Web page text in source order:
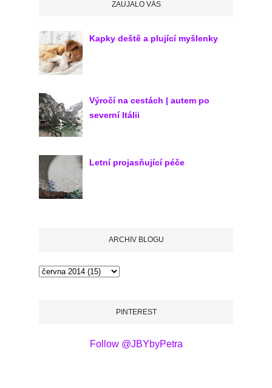
ZAUJALO VÁS
Kapky deště a plující myšlenky
Výročí na cestách | autem po
severní Itálii
Letní projasňující péče
ARCHIV BLOGU
PINTEREST
Follow @JBYbyPetra